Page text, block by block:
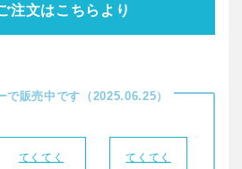
注文はこちらより
で販売中です（2025.06.25）
てくてく てくてく